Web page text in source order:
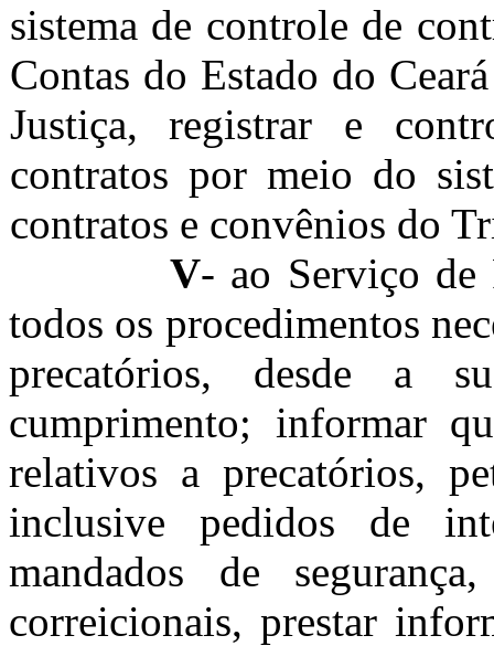
sistema de controle de
Contas do Estado do
Justiça, registrar e
contratos por meio do
contratos e convênios do
V- ao Serviço de
todos os procedimentos
precatórios, desde a
cumprimento; informar
relativos a precatórios,
inclusive pedidos de
mandados de
correicionais, prestar